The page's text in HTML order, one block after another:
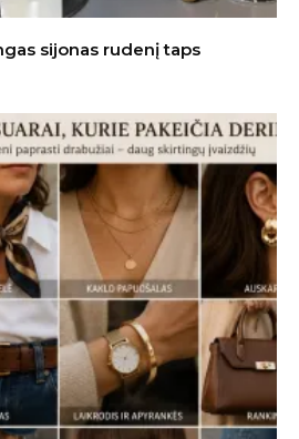
sijonas rudenį taps